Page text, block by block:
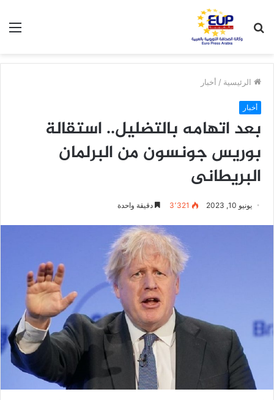
عن
الرئيسية / أخبار
أخبار
بعد اتهامه بالتضليل.. استقالة
بوريس جونسون من البرلمان
البريطانى
يونيو 10, 2023 3٬321 دقيقة واحدة